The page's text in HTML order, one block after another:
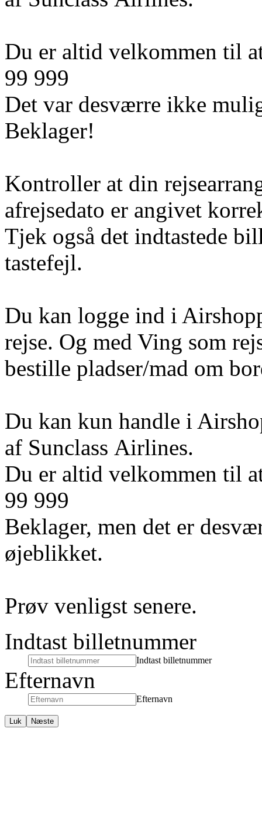
Du er altid velkommen til
99 999
Det var desværre ikke
Beklager!
Kontroller at din
afrejsedato er angivet
Tjek også det indtastede
tastefejl.
Du kan logge ind i
rejse. Og med Ving som
bestille pladser/mad om
Du kan kun handle i
af Sunclass Airlines.
Du er altid velkommen til
99 999
Beklager, men det er
øjeblikket.
Prøv venligst senere.
Indtast billetnummer
Indtast billetnummer
Efternavn
Efternavn
Luk Næste